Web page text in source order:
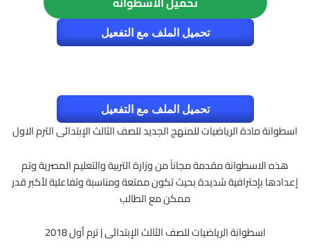
تحميل الملف مع التفعيل
تحميل الملف مع التفعيل
اسطوانة مادة الرياضيات للمنهج الجديد للصف الثالث الإبتدائى الترم الاول
هذه الاسطوانة مقدمة مجاناً من وزارة التربية والتعليم المصرية وتم
إعدادها بإحترافية شديدة بحيث تكون ممتعة ومناسبة وتفاعلية لأكبر قدر
ممكن مع الطالب
اسطوانة الرياضيات للصف الثالث الإبتدائى | ترم أول 2018